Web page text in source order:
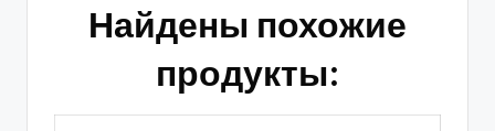
Найдены похожие
продукты: